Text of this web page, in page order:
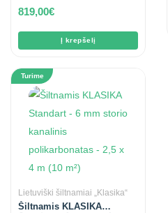
out
5
819,00€
Į krepšelį
Turime
Lietuviški šiltnamiai „Klasika“
Šiltnamis KLASIKA